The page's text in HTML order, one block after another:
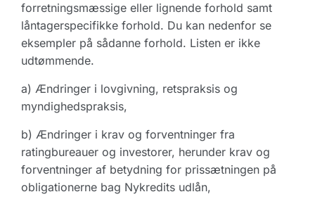
forretningsmæssige eller lignende forhold samt
låntagerspecifikke forhold. Du kan nedenfor se
eksempler på sådanne forhold. Listen er ikke
udtømmende.
a) Ændringer i lovgivning, retspraksis og
myndighedspraksis,
b) Ændringer i krav og forventninger fra
ratingbureauer og investorer, herunder krav og
forventninger af betydning for prissætningen på
obligationerne bag Nykredits udlån,